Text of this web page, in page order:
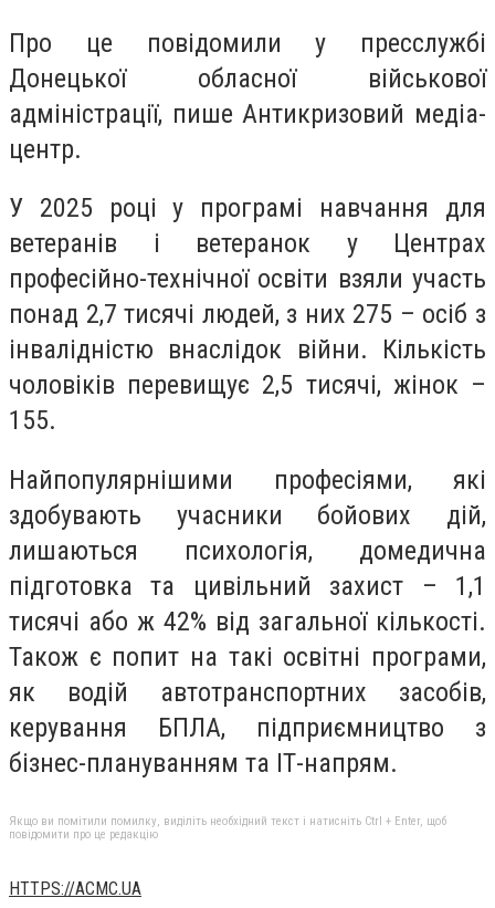
Про це повідомили у пресслужбі
Донецької обласної військової
адміністрації, пише Антикризовий медіа-
центр.
У 2025 році у програмі навчання для
ветеранів і ветеранок у Центрах
професійно-технічної освіти взяли участь
понад 2,7 тисячі людей, з них 275 – осіб з
інвалідністю внаслідок війни. Кількість
чоловіків перевищує 2,5 тисячі, жінок –
155.
Найпопулярнішими професіями, які
здобувають учасники бойових дій,
лишаються психологія, домедична
підготовка та цивільний захист – 1,1
тисячі або ж 42% від загальної кількості.
Також є попит на такі освітні програми,
як водій автотранспортних засобів,
керування БПЛА, підприємництво з
бізнес-плануванням та ІТ-напрям.
Якщо ви помітили помилку, виділіть необхідний текст і натисніть Ctrl + Enter, щоб
повідомити про це редакцію
HTTPS://ACMC.UA